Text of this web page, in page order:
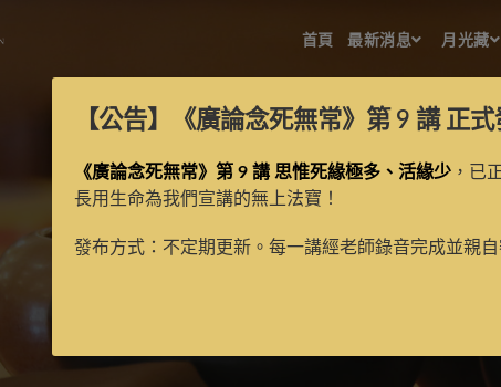
首頁 最新消息 月光藏
法
【公告】 《廣論念死無常》第 9 講正式
《廣論念死無常》第 9 講 思惟死緣極多、活緣少，已
長用生命為我們宣講的無上法寶！
發布方式：不定期更新。每一講經老師錄音完成並親